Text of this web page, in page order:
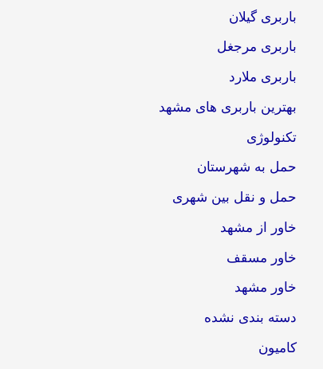
باربری گیلان
باربری مرجغل
باربری ملارد
بهترین باربری های مشهد
تکنولوژی
حمل به شهرستان
حمل و نقل بین شهری
خاور از مشهد
خاور مسقف
خاور مشهد
دسته بندی نشده
کامیون